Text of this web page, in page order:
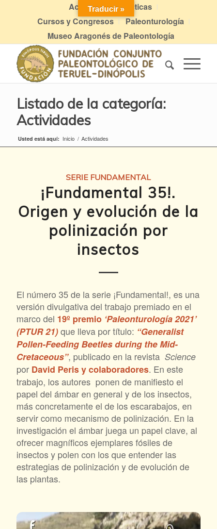
Actividades didácticas
Cursos y Congresos
Paleonturología
Museo Aragonés de Paleontología
Listado de la categoría:
Actividades
Usted está aquí: Inicio / Actividades
SERIE FUNDAMENTAL
¡Fundamental 35!.
Origen y evolución de la
polinización por
insectos
El número 35 de la serie ¡Fundamental!, es una
versión divulgativa del trabajo premiado en el
marco del 19º premio ‘Paleonturología 2021’
(PTUR 21)que lleva por título: “Generalist
Pollen-Feeding Beetles during the Mid-
Cretaceous”, publicado en la revista Science
por David Perisy colaboradores. En este
trabajo, los autores ponen de manifiesto el
papel del ámbar en general y de los insectos,
más concretamente el de los escarabajos, en
servir como mecanismo de polinización. En la
investigación el ámbar juega un papel clave, al
ofrecer magníficos ejemplares fósiles de
insectos y polen con los que entender las
estrategias de polinización y de evolución de
las plantas.
Traducir »